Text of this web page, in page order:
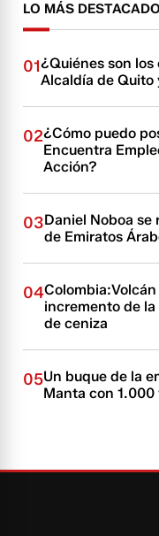
LO MÁS
01¿Quiénes son
Alcaldía de Quito
02¿Cómo puedo
Encuentra
Acción?
03Daniel Noboa se
de Emiratos
04
incremento de
de ceniza
05Un buque de la
Manta con 1.000